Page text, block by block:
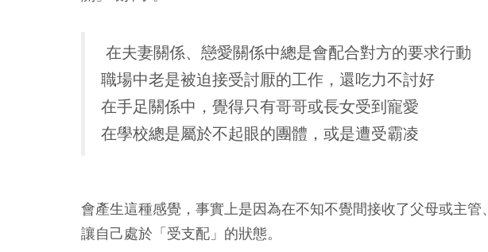
在夫妻關係、戀愛關係中總是會配合對方的要求行動
職場中老是被迫接受討厭的工作，還吃力不討好
在手足關係中，覺得只有哥哥或長女受到寵愛
在學校總是屬於不起眼的團體，或是遭受霸凌
會產生這種感覺，事實上是因為在不知不覺間接收了父母或主管、
讓自己處於「受支配」的狀態。